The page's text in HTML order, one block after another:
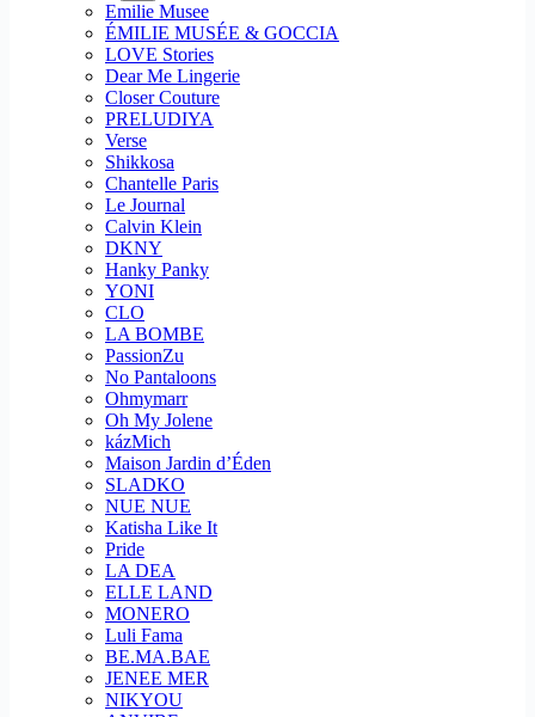
Emilie Musee
ÉMILIE MUSÉE & GOCCIA
LOVE Stories
Dear Me Lingerie
Closer Couture
PRELUDIYA
Verse
Shikkosa
Chantelle Paris
Le Journal
Calvin Klein
DKNY
Hanky Panky
YONI
CLO
LA BOMBE
PassionZu
No Pantaloons
Ohmymarr
Oh My Jolene
kázMich
Maison Jardin d’Éden
SLADKO
NUE NUE
Katisha Like It
Pride
LA DEA
ELLE LAND
MONERO
Luli Fama
BE.MA.BAE
JENEE MER
NIKYOU